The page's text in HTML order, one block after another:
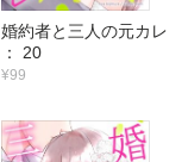
婚約者と三人の元カレ
： 20
¥99